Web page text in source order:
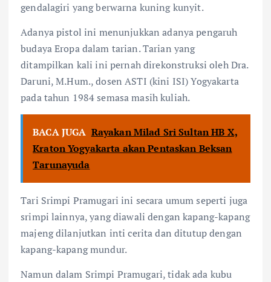
gendalagiri yang berwarna kuning kunyit.
Adanya pistol ini menunjukkan adanya pengaruh
budaya Eropa dalam tarian. Tarian yang
ditampilkan kali ini pernah direkonstruksi oleh Dra.
Daruni, M.Hum., dosen ASTI (kini ISI) Yogyakarta
pada tahun 1984 semasa masih kuliah.
BACA JUGA Rayakan Milad Sri Sultan HB X,
Kraton Yogyakarta akan Pentaskan Beksan
Tarunayuda
Tari Srimpi Pramugari ini secara umum seperti juga
srimpi lainnya, yang diawali dengan kapang-kapang
majeng dilanjutkan inti cerita dan ditutup dengan
kapang-kapang mundur.
Namun dalam Srimpi Pramugari, tidak ada kubu